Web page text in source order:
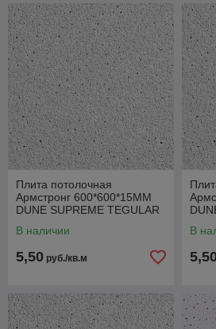
Плита потолочная
Армстронг 600*600*15ММ
DUNE SUPREME TEGULAR
В наличии
5,50 руб./кв.м
В